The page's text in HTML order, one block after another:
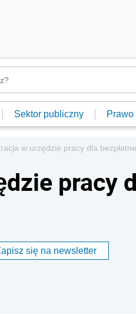
Sektor publiczny Prawo
w urzędzie pracy dla
pracy
się na newsletter